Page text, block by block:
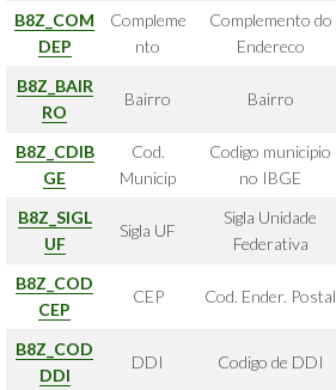
B8Z_COM
DEP
Compleme
nto
Complemento do
Endereco
B8Z_BAIR
RO
Bairro Bairro
B8Z_CDIB
GE
Cod.
Municip
Codigo municipio
no IBGE
B8Z_SIGL
UF
Sigla UF
Sigla Unidade
Federativa
B8Z_COD
CEP
CEP Cod. Ender. Postal
B8Z_COD
DDI
DDI Codigo de DDI